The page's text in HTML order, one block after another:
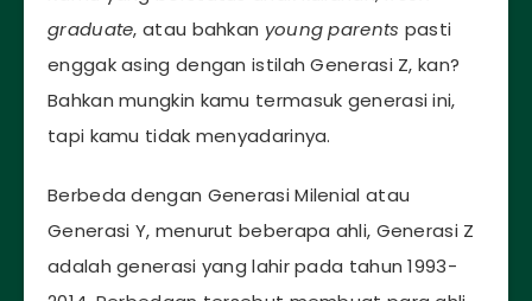
graduate, atau bahkan young parents pasti
enggak asing dengan istilah Generasi Z, kan?
Bahkan mungkin kamu termasuk generasi ini,
tapi kamu tidak menyadarinya.
Berbeda dengan Generasi Milenial atau
Generasi Y, menurut beberapa ahli, Generasi Z
adalah generasi yang lahir pada tahun 1993-